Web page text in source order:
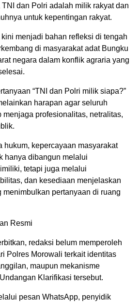
dan Polri adalah milik rakyat dan
untuk kepentingan rakyat.
menjadi bahan refleksi di tengah
di masyarakat adat Bungku
negara dalam konflik agraria yang
“TNI dan Polri milik siapa?”
harapan agar seluruh
menjaga profesionalitas, netralitas,
hukum, kepercayaan masyarakat
hanya dibangun melalui
tetapi juga melalui
dan kesediaan menjelaskan
menimbulkan pertanyaan di ruang
Resmi
redaksi belum memperoleh
Polres Morowali terkait identitas
maupun mekanisme
Klarifikasi tersebut.
pesan WhatsApp, penyidik